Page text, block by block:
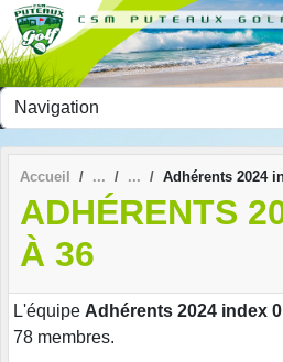
Accueil Adhérents 2024
ADHÉRENTS
À 36
L'équipe Adhérents 2024 index
78 membres.
Panneau de gestion des cookies